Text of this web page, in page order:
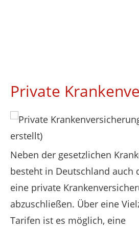
Private
Neben der gesetzlichen
besteht in Deutschland auch
eine private
abzuschließen. Über eine
Tarifen ist es möglich, eine